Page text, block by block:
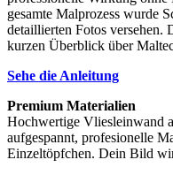
gesamte Malprozess wurde
detaillierten Fotos versehen.
kurzen Überblick über
Sehe die Anleitung
Premium Materialien
Hochwertige Vliesleinwand
aufgespannt, profesionelle
Einzeltöpfchen. Dein Bild